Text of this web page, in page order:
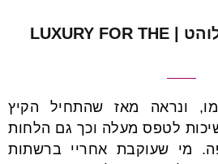
איפור יוקרתי לקיץ לוהט | LUXURY FOR THE
ונראה מאז שהתחיל הקיץ
לטפס מעלה וכך גם הלחות
מי שעוקבת אחריי ברשתות